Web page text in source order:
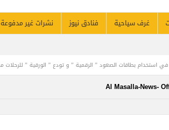
غرف سياحية فنادق نيوز نشرات غير مدفوعة
الصعود ” الرقمية ” و تودع ” الورقية ” للرحلات من دبي
Al Masalla-News-